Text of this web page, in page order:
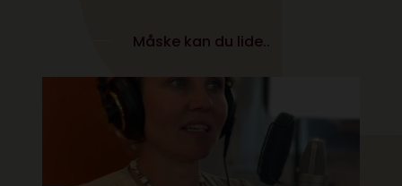
Måske kan du lide..